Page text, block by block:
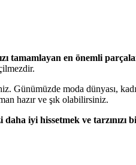
tamamlayan en önemli
Günümüzde moda dünyası,
hazır ve şık olabilirsiniz.
iyi hissetmek ve tarzınızı